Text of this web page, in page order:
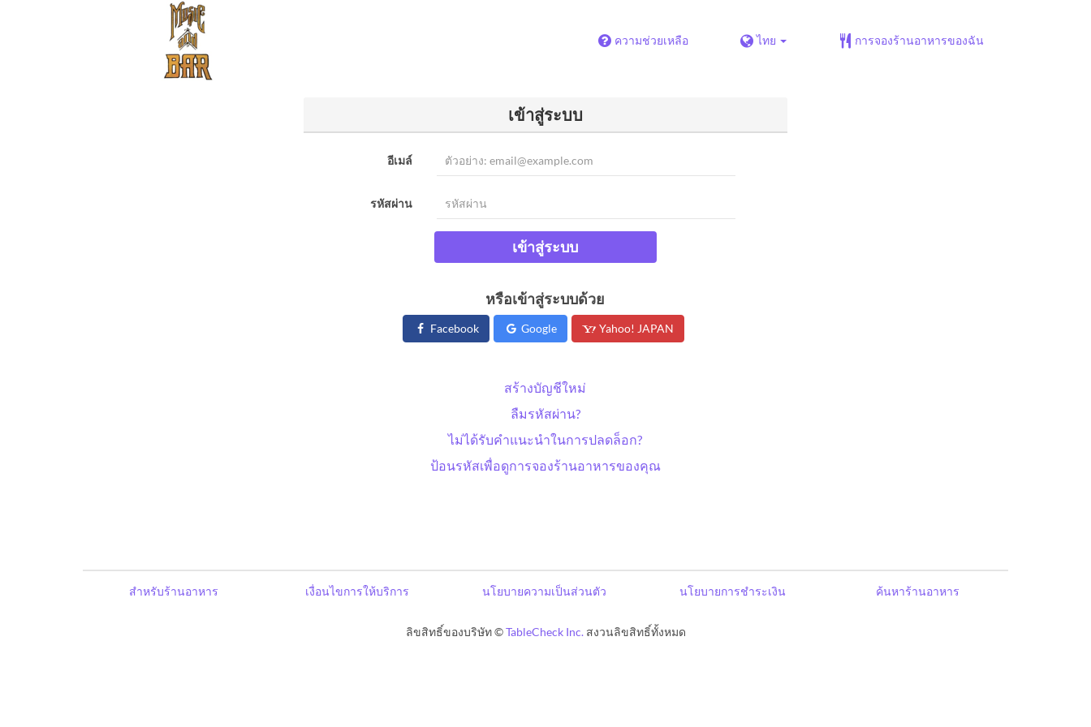
ความช่วยเหลือ ไทย การจองร้านอาหารของฉัน
เข้าสู่ระบบ
อีเมล์
รหัสผ่าน
เข้าสู่ระบบ
หรือเข้าสู่ระบบด้วย
Facebook Google Yahoo! JAPAN
สร้างบัญชีใหม่
ลืมรหัสผ่าน?
ไม่ได้รับคำแนะนำในการปลดล็อก?
ป้อนรหัสเพื่อดูการจองร้านอาหารของคุณ
สำหรับร้านอาหาร เงื่อนไขการให้บริการ นโยบายความเป็นส่วนตัว นโยบายการชำระเงิน ค้นหาร้านอาหาร
ลิขสิทธิ์ของบริษัท ©TableCheck Inc.สงวนลิขสิทธิ์ทั้งหมด